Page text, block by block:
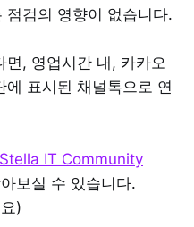
점검의 영향이 없습니다.
면, 영업시간 내, 카카오
표시된 채널톡으로 연
Stella IT Community
보실 수 있습니다.
)